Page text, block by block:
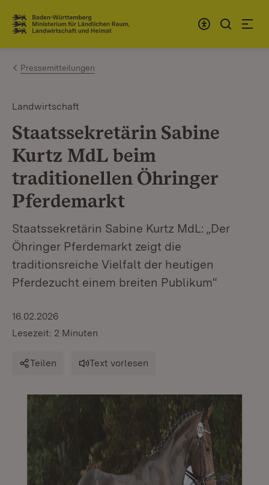
Zum Inhalt springen
Link zur Startseite
Pressemitteilungen
Landwirtschaft
Staatssekretärin Sabine
Kurtz MdL beim
traditionellen Öhringer
Pferdemarkt
Staatssekretärin Sabine Kurtz MdL: „Der
Öhringer Pferdemarkt zeigt die
traditionsreiche Vielfalt der heutigen
Pferdezucht einem breiten Publikum“
16.02.2026
Lesezeit: 2 Minuten
Teilen Text vorlesen